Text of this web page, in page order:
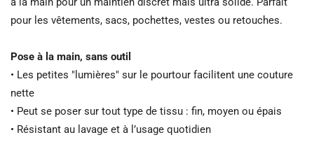
pour les vêtements, sacs, pochettes, vestes ou retouches.
Pose à la main, sans outil
• Les petites "lumières" sur le pourtour facilitent une couture
nette
• Peut se poser sur tout type de tissu : fin, moyen ou épais
• Résistant au lavage et à l’usage quotidien